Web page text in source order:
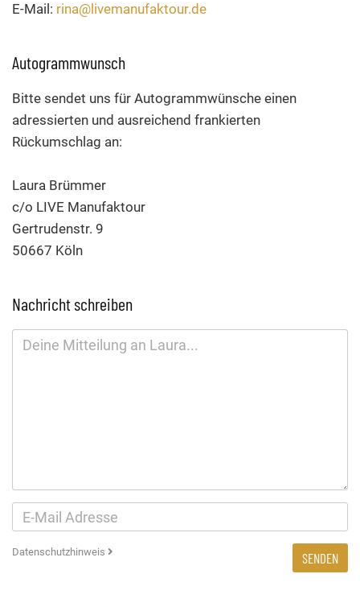
E-Mail: rina@livemanufaktour.de
Autogrammwunsch
Bitte sendet uns für Autogrammwünsche einen
adressierten und ausreichend frankierten
Rückumschlag an:
Laura Brümmer
c/o LIVE Manufaktour
Gertrudenstr. 9
50667 Köln
Nachricht schreiben
Datenschutzhinweis SENDEN